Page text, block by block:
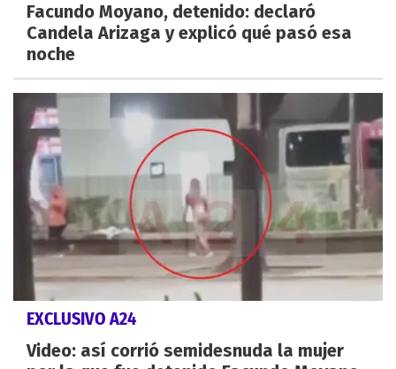
Facundo Moyano, detenido: declaró
Candela Arizaga y explicó qué pasó esa
noche
EXCLUSIVO A24
Video: así corrió semidesnuda la mujer